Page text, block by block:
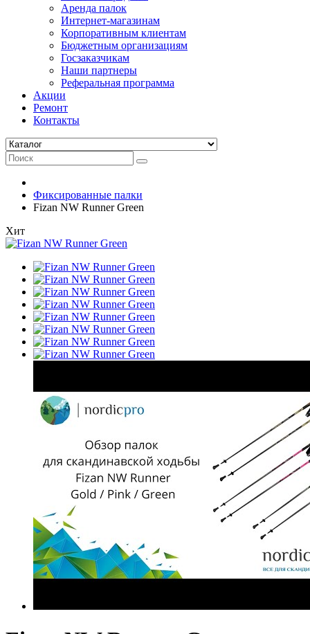
Аренда палок
Интернет-магазинам
Корпоративным клиентам
Бюджетным организациям
Госзаказчикам
Наши партнеры
Реферальная программа
Акции
Ремонт
Контакты
Фиксированные палки
Fizan NW Runner Green
Хит